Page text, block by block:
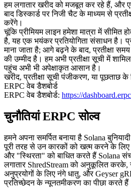
हम लगातार खरीद को मजबूत कर रहे हैं, और
बाद डिस्कार्ड पर निजी चैट के माध्यम से
करेंगे।
चूंकि प्रीमियम लाइन हमेशा मात्रा में सीमित
है, यह एक भयंकर प्रतियोगिता संसाधन है।
माना जाता है; आगे बढ़ने के बाद, प्रतीक्षा
की उम्मीद है। हम अभी प्रतीक्षा सूची में
पहुंच अभी भी अपेक्षाकृत आसान है।
खरीद, प्रतीक्षा सूची पंजीकरण, या पूछताछ
ERPC वेब डैशबोर्ड
ERPC वेब डैशबोर्ड: https://
चुनौतियां ERPC सोल्व
हमने अपना समर्पित बनाया है Solana
पूरी तरह से उन कारकों को खत्म करने के लिए
और "स्थिरता" को बाधित करते हैं Solana
लगातार ShredStream को अनुकूलित करके,
अनुप्रयोगों के लिए नंगे धातु, और Geyser
प्रतिच्छेदन के न्यूनतमीकरण का पीछा करते